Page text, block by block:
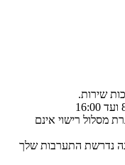
שירות.
מסלול רישוי אינם
נדרשת התערבות שלך